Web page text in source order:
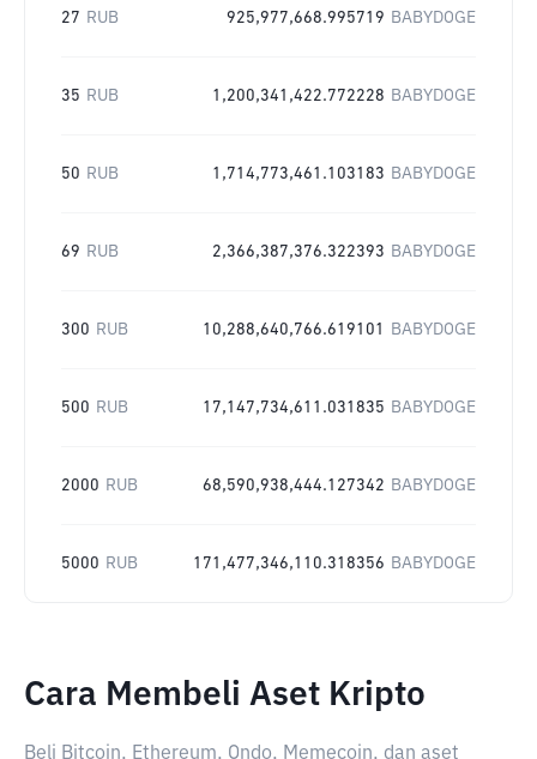
27 RUB 925,977,668.995719 BABYDOGE
35 RUB 1,200,341,422.772228 BABYDOGE
50 RUB 1,714,773,461.103183 BABYDOGE
69 RUB 2,366,387,376.322393 BABYDOGE
300 RUB 10,288,640,766.619101 BABYDOGE
500 RUB 17,147,734,611.031835 BABYDOGE
2000 RUB 68,590,938,444.127342 BABYDOGE
5000 RUB 171,477,346,110.318356 BABYDOGE
Cara Membeli Aset Kripto
Beli Bitcoin, Ethereum, Ondo, Memecoin, dan aset